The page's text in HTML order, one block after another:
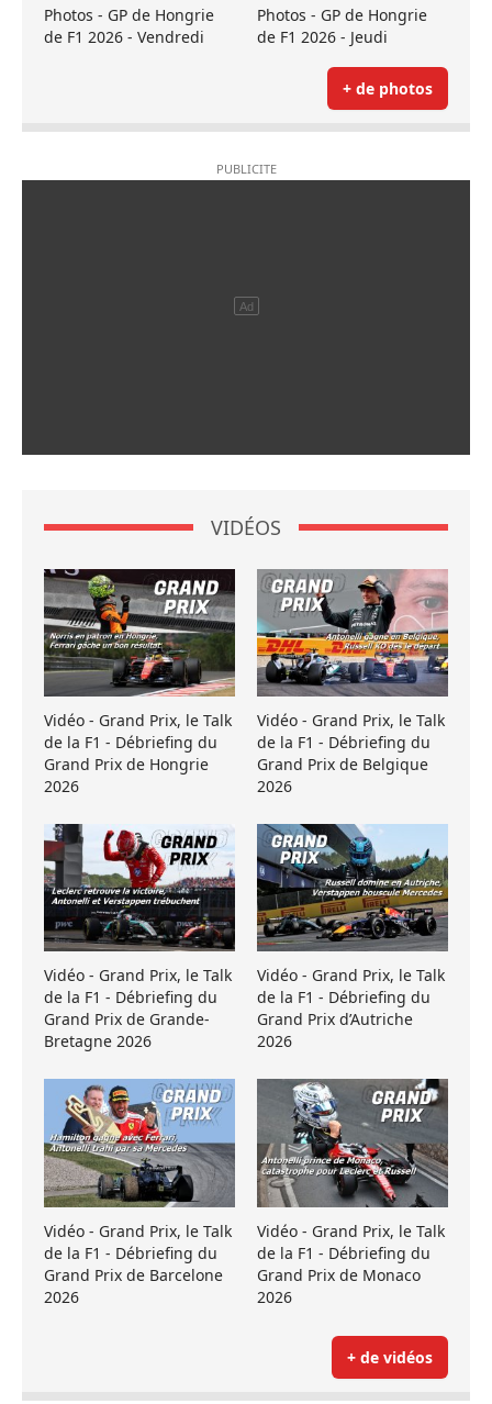
Photos - GP de Hongrie
de F1 2026 - Vendredi
Photos - GP de Hongrie
de F1 2026 - Jeudi
+ de photos
VIDÉOS
Vidéo - Grand Prix, le Talk
de la F1 - Débriefing du
Grand Prix de Hongrie
2026
Vidéo - Grand Prix, le Talk
de la F1 - Débriefing du
Grand Prix de Belgique
2026
Vidéo - Grand Prix, le Talk
de la F1 - Débriefing du
Grand Prix de Grande-
Bretagne 2026
Vidéo - Grand Prix, le Talk
de la F1 - Débriefing du
Grand Prix d’Autriche
2026
Vidéo - Grand Prix, le Talk
de la F1 - Débriefing du
Grand Prix de Barcelone
2026
Vidéo - Grand Prix, le Talk
de la F1 - Débriefing du
Grand Prix de Monaco
2026
+ de vidéos